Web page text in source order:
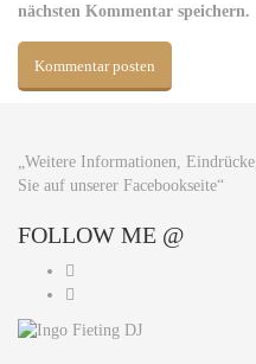
nächsten Kommentar speichern.
„Weitere Informationen,
Sie auf unserer Facebookseite“
FOLLOW ME @